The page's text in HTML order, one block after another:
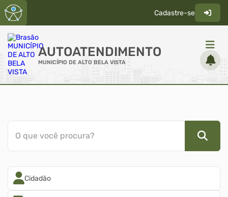
Cadastre-se
AUTOATENDIMENTO
MUNICÍPIO DE ALTO BELA VISTA
Cidadão
Diário Oficial
Transparência
O que você procura?
Cidadão